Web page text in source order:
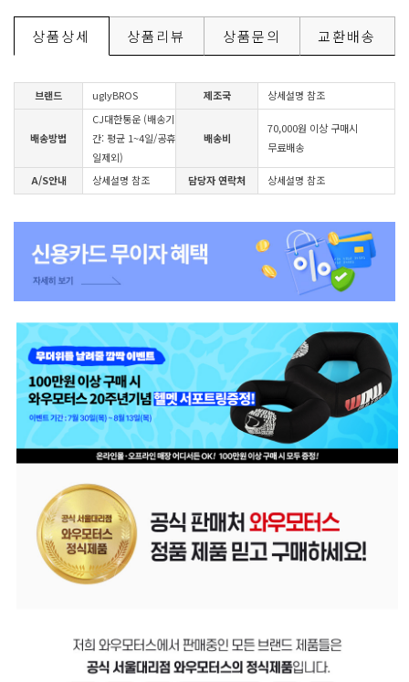
상품상세 상품리뷰 상품문의 교환배송
브랜드 uglyBROS 제조국 상세설명 참조
배송방법
CJ대한통운 (배송기
간: 평균 1~4일/공휴
일제외)
배송비
70,000원 이상 구매시
무료배송
A/S안내 상세설명 참조 담당자 연락처 상세설명 참조